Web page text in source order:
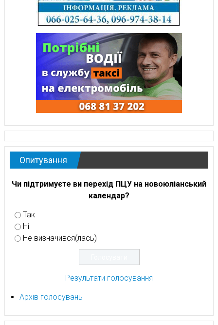
Опитування
Чи підтримуєте ви перехід ПЦУ на новоюліанський
календар?
Так
Ні
Не визначився(лась)
Результати голосування
Архів голосувань